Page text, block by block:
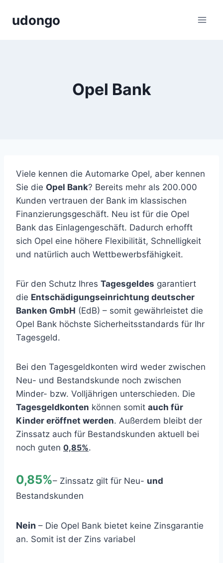
Inhaltudongo
Opel Bank
Viele kennen die Automarke Opel, aber kennen
Sie die Opel Bank? Bereits mehr als 200.000
Kunden vertrauen der Bank im klassischen
Finanzierungsgeschäft. Neu ist für die Opel
Bank das Einlagengeschäft. Dadurch erhofft
sich Opel eine höhere Flexibilität, Schnelligkeit
und natürlich auch Wettbewerbsfähigkeit.
Für den Schutz Ihres Tagesgeldes garantiert
die Entschädigungseinrichtung deutscher
Banken GmbH (EdB) – somit gewährleistet die
Opel Bank höchste Sicherheitsstandards für Ihr
Tagesgeld.
Bei den Tagesgeldkonten wird weder zwischen
Neu- und Bestandskunde noch zwischen
Minder- bzw. Volljährigen unterschieden. Die
Tagesgeldkonten können somit auch für
Kinder eröffnet werden. Außerdem bleibt der
Zinssatz auch für Bestandskunden aktuell bei
noch guten 0,85%.
0,85%– Zinssatz gilt für Neu- und
Bestandskunden
Nein – Die Opel Bank bietet keine Zinsgarantie
an. Somit ist der Zins variabel